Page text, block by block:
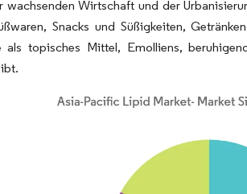
wachsenden Wirtschaft und der
Snacks und Süßigkeiten,
als topisches Mittel, Emolliens,